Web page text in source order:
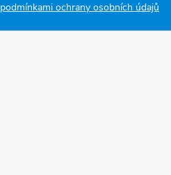
podmínkami ochrany osobních údajů